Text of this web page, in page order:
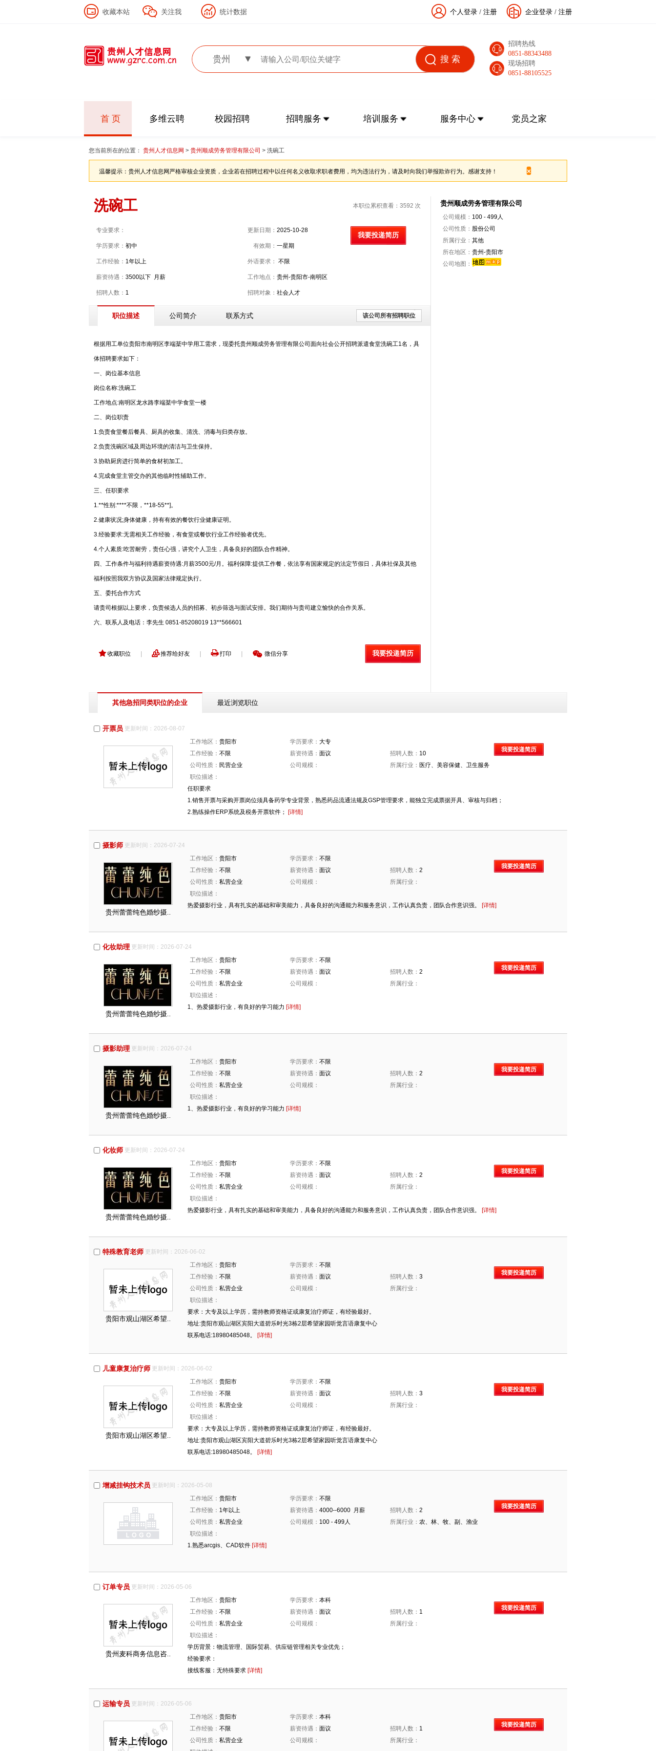
收藏本站 关注我 统计数据 企业登录 / 注册
个人登录 / 注册
贵州
招聘热线
0851-88343488
现场招聘
0851-88105525
首 页 多维云聘 校园招聘 招聘服务 培训服务 服务中心 党员之家
您当前所在的位置： 贵州人才信息网 > 贵州顺成劳务管理有限公司 > 洗碗工
温馨提示：贵州人才信息网严格审核企业资质，企业若在招聘过程中以任何名义收取求职者费用，均为违法行为，请及时向我们举报欺诈行为。感谢支持！ ×
本职位累积查看：3592 次
洗碗工
专业要求：
学历要求： 初中
工作经验： 1年以上
薪资待遇： 3500以下 月薪
招聘人数： 1
我要投递简历
更新日期： 2025-10-28
有效期： 一星期
外语要求： 不限
工作地点： 贵州-贵阳市-南明区
招聘对象： 社会人才
职位描述 公司简介 联系方式 该公司所有招聘职位
根据用工单位贵阳市南明区李端棻中学用工需求，现委托贵州顺成劳务管理有限公司面向社会公开招聘派遣食堂洗碗工1名，具
体招聘要求如下：
一、岗位基本信息
岗位名称:洗碗工
工作地点:南明区龙水路李端棻中学食堂一楼
二、岗位职责
1.负责食堂餐后餐具、厨具的收集、清洗、消毒与归类存放。
2.负责洗碗区域及周边环境的清洁与卫生保持。
3.协助厨房进行简单的食材初加工。
4.完成食堂主管交办的其他临时性辅助工作。
三、任职要求
1.**性别:****不限，**18-55**]。
2.健康状况;身体健康，持有有效的餐饮行业健康证明。
3.经验要求:无需相关工作经验，有食堂或餐饮行业工作经验者优先。
4.个人素质:吃苦耐劳，责任心强，讲究个人卫生，具备良好的团队合作精神。
四、工作条件与福利待遇薪资待遇:月薪3500元/月。福利保障:提供工作餐，依法享有国家规定的法定节假日，具体社保及其他
福利按照我双方协议及国家法律规定执行。
五、委托合作方式
请贵司根据以上要求，负责候选人员的招募、初步筛选与面试安排。我们期待与贵司建立愉快的合作关系。
六、联系人及电话：李先生 0851-85208019 13**566601
收藏职位 推荐给好友 打印 微信分享 我要投递简历
贵州顺成劳务管理有限公司
公司规模： 100 - 499人
公司性质： 股份公司
所属行业： 其他
所在地区： 贵州-贵阳市
公司地图：
其他急招同类职位的企业 最近浏览职位
开票员 更新时间：2026-08-07
工作地区： 贵阳市 学历要求： 大专
工作经验： 不限 薪资待遇： 面议 招聘人数： 10
公司性质： 民营企业 公司规模： 所属行业： 医疗、美容保健、卫生服务
职位描述：
任职要求
1.销售开票与采购开票岗位须具备药学专业背景，熟悉药品流通法规及GSP管理要求，能独立完成票据开具、审核与归档；
2.熟练操作ERP系统及税务开票软件； [详情]
我要投递简历
摄影师 更新时间：2026-07-24
贵州蕾蕾纯色婚纱摄..
工作地区： 贵阳市 学历要求： 不限
工作经验： 不限 薪资待遇： 面议 招聘人数： 2
公司性质： 私营企业 公司规模：
所属行业：
职位描述：
热爱摄影行业，具有扎实的基础和审美能力，具备良好的沟通能力和服务意识，工作认真负责，团队合作意识强。 [详情]
我要投递简历
化妆助理 更新时间：2026-07-24
贵州蕾蕾纯色婚纱摄..
工作地区： 贵阳市 学历要求： 不限
工作经验： 不限 薪资待遇： 面议 招聘人数： 2
公司性质： 私营企业 公司规模：
所属行业：
职位描述：
1、热爱摄影行业，有良好的学习能力 [详情]
我要投递简历
摄影助理 更新时间：2026-07-24
贵州蕾蕾纯色婚纱摄..
工作地区： 贵阳市 学历要求： 不限
工作经验： 不限 薪资待遇： 面议 招聘人数： 2
公司性质： 私营企业 公司规模：
所属行业：
职位描述：
1、热爱摄影行业，有良好的学习能力 [详情]
我要投递简历
化妆师 更新时间：2026-07-24
贵州蕾蕾纯色婚纱摄..
工作地区： 贵阳市 学历要求： 不限
工作经验： 不限 薪资待遇： 面议 招聘人数： 2
公司性质： 私营企业 公司规模：
所属行业：
职位描述：
热爱摄影行业，具有扎实的基础和审美能力，具备良好的沟通能力和服务意识，工作认真负责，团队合作意识强。 [详情]
我要投递简历
特殊教育老师 更新时间：2026-06-02
贵阳市观山湖区希望..
工作地区： 贵阳市 学历要求： 不限
工作经验： 不限 薪资待遇： 面议 招聘人数： 3
公司性质： 私营企业 公司规模：
所属行业：
职位描述：
要求：大专及以上学历，需持教师资格证或康复治疗师证，有经验最好。
地址:贵阳市观山湖区宾阳大道碧乐时光3栋2层希望家园听觉言语康复中心
联系电话:18980485048。 [详情]
我要投递简历
儿童康复治疗师 更新时间：2026-06-02
贵阳市观山湖区希望..
工作地区： 贵阳市 学历要求： 不限
工作经验： 不限 薪资待遇： 面议 招聘人数： 3
公司性质： 私营企业 公司规模：
所属行业：
职位描述：
要求：大专及以上学历，需持教师资格证或康复治疗师证，有经验最好。
地址:贵阳市观山湖区宾阳大道碧乐时光3栋2层希望家园听觉言语康复中心
联系电话:18980485048。 [详情]
我要投递简历
增减挂钩技术员 更新时间：2026-05-08
工作地区： 贵阳市 学历要求： 不限
工作经验： 1年以上 薪资待遇： 4000--6000 月薪 招聘人数： 2
公司性质： 私营企业 公司规模： 100 - 499人 所属行业： 农、林、牧、副、渔业
职位描述：
1.熟悉arcgis、CAD软件 [详情]
我要投递简历
订单专员 更新时间：2026-05-06
贵州麦科商务信息咨..
工作地区： 贵阳市 学历要求： 本科
工作经验： 不限 薪资待遇： 面议 招聘人数： 1
公司性质： 私营企业 公司规模：
所属行业：
职位描述：
学历背景：物流管理、国际贸易、供应链管理相关专业优先；
经验要求：
接线客服：无特殊要求 [详情]
我要投递简历
运输专员 更新时间：2026-05-06
工作地区： 贵阳市 学历要求： 本科
工作经验： 不限 薪资待遇： 面议 招聘人数： 1
公司性质： 私营企业 公司规模：
所属行业：
我要投递简历